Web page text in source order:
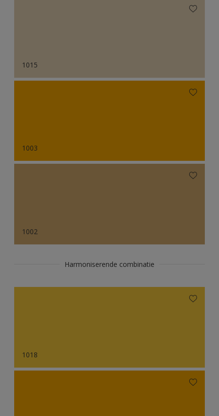
1015
1003
1002
Harmoniserende combinatie
1018